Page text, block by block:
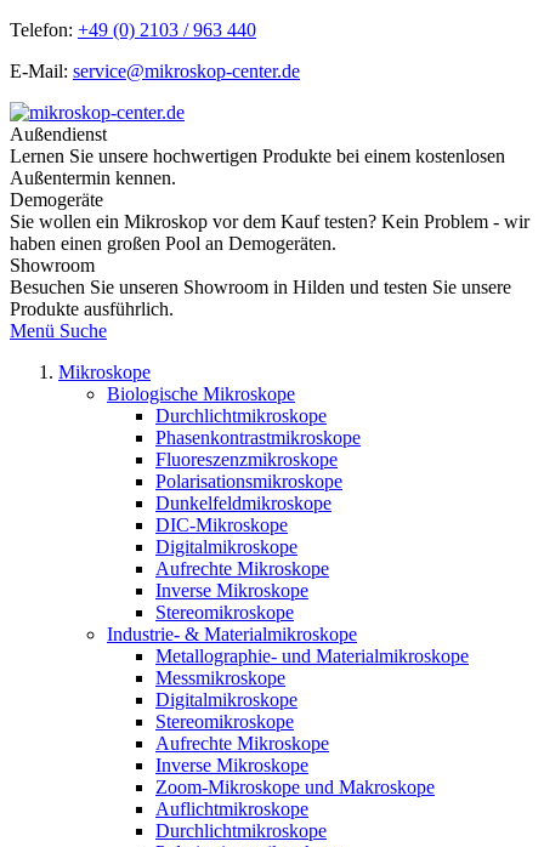
Telefon: +49 (0) 2103 / 963 440
E-Mail: service@mikroskop-center.de
Außendienst
Lernen Sie unsere hochwertigen Produkte bei einem kostenlosen
Außentermin kennen.
Demogeräte
Sie wollen ein Mikroskop vor dem Kauf testen? Kein Problem - wir
haben einen großen Pool an Demogeräten.
Showroom
Besuchen Sie unseren Showroom in Hilden und testen Sie unsere
Produkte ausführlich.
Menü Suche
Mikroskope
Biologische Mikroskope
Durchlichtmikroskope
Phasenkontrastmikroskope
Fluoreszenzmikroskope
Polarisationsmikroskope
Dunkelfeldmikroskope
DIC-Mikroskope
Digitalmikroskope
Aufrechte Mikroskope
Inverse Mikroskope
Stereomikroskope
Industrie- & Materialmikroskope
Metallographie- und Materialmikroskope
Messmikroskope
Digitalmikroskope
Stereomikroskope
Aufrechte Mikroskope
Inverse Mikroskope
Zoom-Mikroskope und Makroskope
Auflichtmikroskope
Durchlichtmikroskope